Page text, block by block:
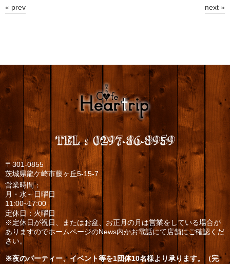
« prev next »
TEL:0297-86-8959
〒301-0855
茨城県龍ケ崎市藤ヶ丘5-15-7
営業時間：
月・水～日曜日
11:00~17:00
定休日：火曜日
※定休日が祝日、またはお盆、お正月の月は営業をしている場合が
ありますのでホームページのNews内かお電話にて店舗にご確認くだ
さい。
※夜のパーティー、イベント等を1団体10名様より承ります。（完